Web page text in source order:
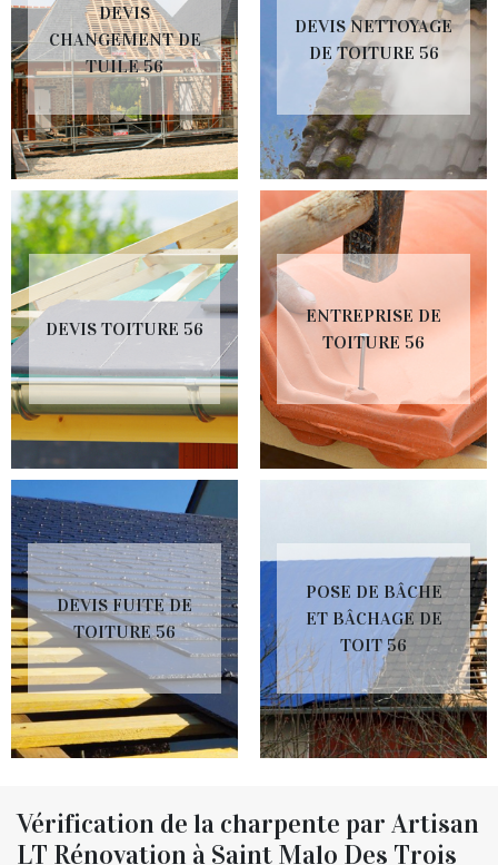
DEVIS
CHANGEMENT DE
TUILE 56
DEVIS NETTOYAGE
DE TOITURE 56
DEVIS TOITURE 56
ENTREPRISE DE
TOITURE 56
DEVIS FUITE DE
TOITURE 56
POSE DE BÂCHE
ET BÂCHAGE DE
TOIT 56
Vérification de la charpente par Artisan
LT Rénovation à Saint Malo Des Trois